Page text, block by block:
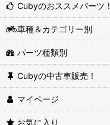
Cubyのおススメパーツ！
車種＆カテゴリー別
パーツ種類別
Cubyの中古車販売！
マイページ
お気に入り